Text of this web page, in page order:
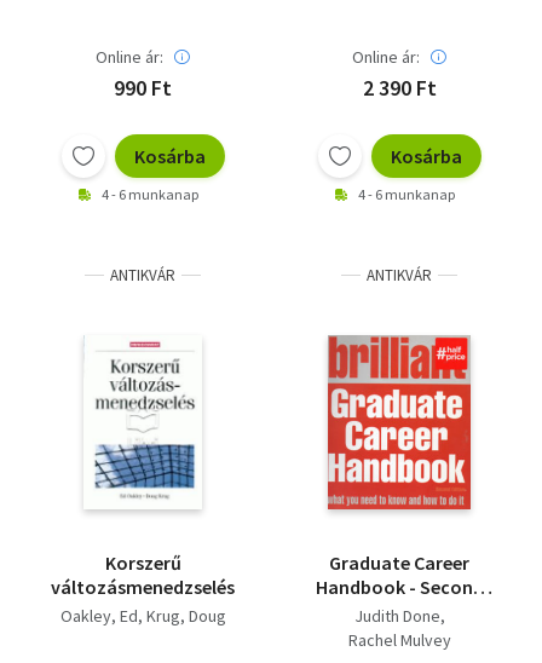
Online ár:
990 Ft
Kosárba
4 - 6 munkanap
Online ár:
2 390 Ft
Kosárba
4 - 6 munkanap
ANTIKVÁR
Korszerű
változásmenedzselés
Oakley, Ed Krug, Doug
ANTIKVÁR
Graduate Career
Handbook - Second
Edition - Brilliant
Judith Done
Rachel Mulvey